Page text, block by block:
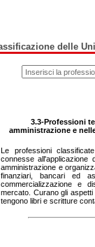
delle
3.3-Professioni
amministrazione e
Le professioni
connesse all'applicazione
amministrazione e
finanziari, bancari ed
commercializzazione e
mercato. Curano gli aspetti
tengono libri e scritture